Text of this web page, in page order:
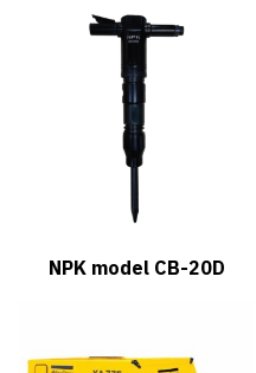
NPK model CB-20D